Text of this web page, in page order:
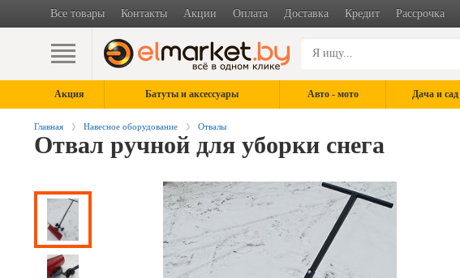
Все товары Контакты Акции Оплата Доставка Кредит Рассрочка
Акция Батуты и аксессуары Авто - мото Дача и сад
Главная Навесное оборудование Отвалы
Отвал ручной для уборки снега